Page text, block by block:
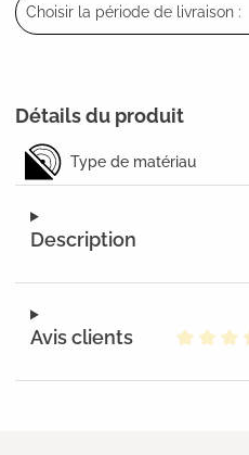
Choisir la période de livraison :
Description
Avis clients
Détails du produit
Type de matériau